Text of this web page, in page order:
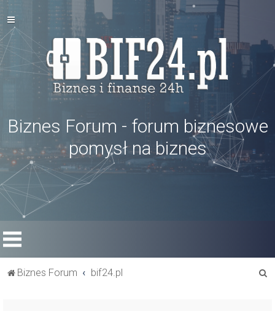
Biznes Forum - forum biznesowe
pomysł na biznes
Biznes Forum bif24.pl